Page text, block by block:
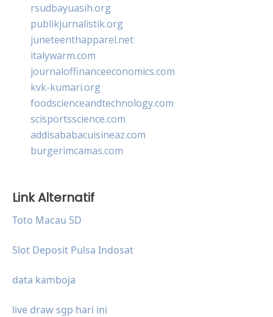
rsudbayuasih.org
publikjurnalistik.org
juneteenthapparel.net
italywarm.com
journaloffinanceeconomics.com
kvk-kumari.org
foodscienceandtechnology.com
scisportsscience.com
addisababacuisineaz.com
burgerimcamas.com
Link Alternatif
Toto Macau 5D
Slot Deposit Pulsa Indosat
data kamboja
live draw sgp hari ini